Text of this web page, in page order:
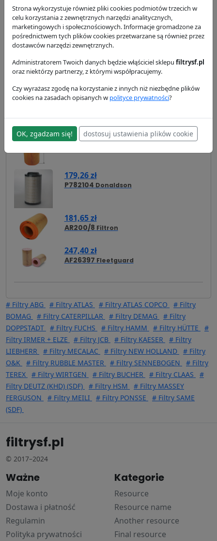
129,74 zł
SA17193Hifi Filter
158,35 zł
C23610
160,07 zł
E2000LHengst
164,34 zł
AR200/6Filtron
179,26 zł
P782104 Donaldson
181,65 zł
AR200/8 Filtron
247,40 zł
AF26397 Fleetguard
# Filtry ABG # Filtry ATLAS # Filtry ATLAS COPCO
# Filtry
BOMAG
# Filtry CATERPILLAR # Filtry DEMAG
# Filtry
DOPPSTADT
# Filtry FUCHS # Filtry HAMM # Filtry HÜTTE
#
Filtry IRMER + ELZE
# Filtry JCB # Filtry KAESER
# Filtry
LIEBHERR
# Filtry MECALAC # Filtry NEW HOLLAND
# Filtry
O&K
# Filtry RUBBLE MASTER # Filtry SENNEBOGEN
# Filtry
TEREX
# Filtry WIRTGEN # Filtry BUCHER # Filtry CLAAS
#
Filtry DEUTZ (KHD) (SDF)
# Filtry HSM
# Filtry MASSEY
FERGUSON
# Filtry MEILI # Filtry PONSSE
# Filtry SAME
(SDF)
filtrysf.pl
© 2017–2024
Ważne
Moje konto
Dostawa i płatność
Regulamin
Polityka prywatności
Kategorie
Resource
Resource name
Another resource
Final resource
Strona wykorzystuje również pliki cookies podmiotów trzecich w
celu korzystania z zewnętrznych narzędzi analitycznych,
marketingowych i społecznościowych. Informacje gromadzone za
pośrednictwem tych plików cookies przetwarzane są również przez
dostawców narzędzi zewnętrznych.
Administratorem Twoich danych będzie włąściciel sklepu filtrysf.pl
oraz niektórzy partnerzy, z którymi współpracujemy.
Czy wyrażasz zgodę na korzystanie z innych niż niezbędne plików
cookies na zasadach opisanych w polityce prywatności?
OK, zgadzam się! dostosuj ustawienia plików cookie